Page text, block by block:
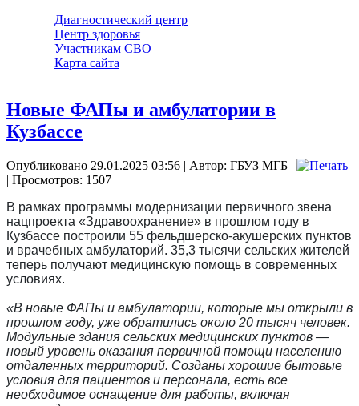
Диагностический центр
Центр здоровья
Участникам СВО
Карта сайта
Новые ФАПы и амбулатории в
Кузбассе
Опубликовано 29.01.2025 03:56 | Автор: ГБУЗ МГБ |
| Просмотров: 1507
В рамках программы модернизации первичного звена
нацпроекта «Здравоохранение» в прошлом году в
Кузбассе построили 55 фельдшерско-акушерских пунктов
и врачебных амбулаторий. 35,3 тысячи сельских жителей
теперь получают медицинскую помощь в современных
условиях.
«В новые ФАПы и амбулатории, которые мы открыли в
прошлом году, уже обратились около 20 тысяч человек.
Модульные здания сельских медицинских пунктов —
новый уровень оказания первичной помощи населению
отдаленных территорий. Созданы хорошие бытовые
условия для пациентов и персонала, есть все
необходимое оснащение для работы, включая